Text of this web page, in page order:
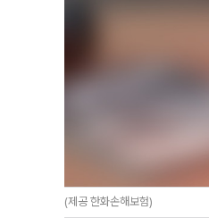
(제공 한화손해보험)